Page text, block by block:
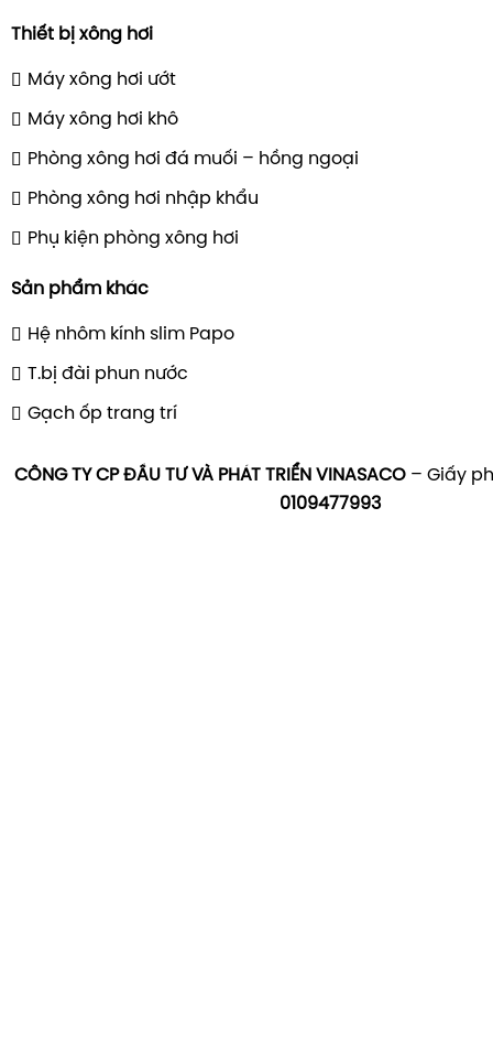
Thiết bị xông hơi
Máy xông hơi ướt
Máy xông hơi khô
Phòng xông hơi đá muối – hồng ngoại
Phòng xông hơi nhập khẩu
Phụ kiện phòng xông hơi
Sản phẩm khác
Hệ nhôm kính slim Papo
T.bị đài phun nước
Gạch ốp trang trí
CÔNG TY CP ĐẦU TƯ VÀ PHÁT TRIỂN VINASACO – Giấy
0109477993